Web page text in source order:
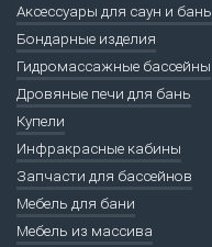
Аксессуары для саун и бань
Бондарные изделия
Гидромассажные бассейны
Дровяные печи для бань
Купели
Инфракрасные кабины
Запчасти для бассейнов
Мебель для бани
Мебель из массива